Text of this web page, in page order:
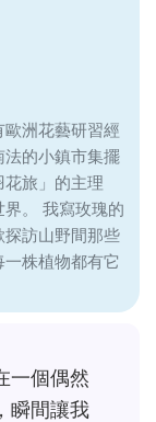
洲花藝研習經
的小鎮市集擺
旅」的主理
。 我寫玫瑰的
訪山野間那些
株植物都有它
一個偶然
瞬間讓我